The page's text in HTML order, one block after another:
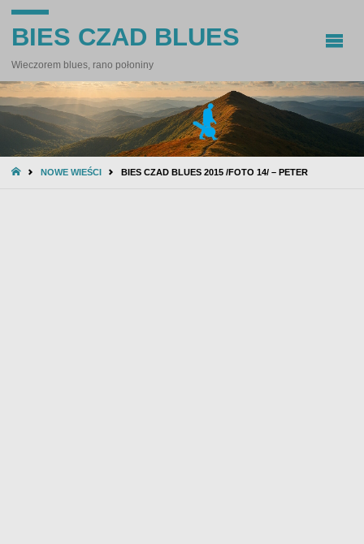
BIES CZAD BLUES
Wieczorem blues, rano połoniny
STRONANOWE WIEŚCI BIES CZAD BLUES 2015 /FOTO 14/ – PETER